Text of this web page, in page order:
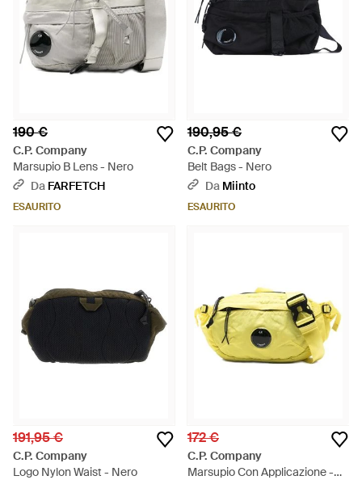
190 €
C.P. Company
Marsupio B Lens - Nero
Da FARFETCH
ESAURITO
190,95 €
C.P. Company
Belt Bags - Nero
Da Miinto
ESAURITO
191,95 €
C.P. Company
Logo Nylon Waist - Nero
172 €
C.P. Company
Marsupio Con Applicazione -